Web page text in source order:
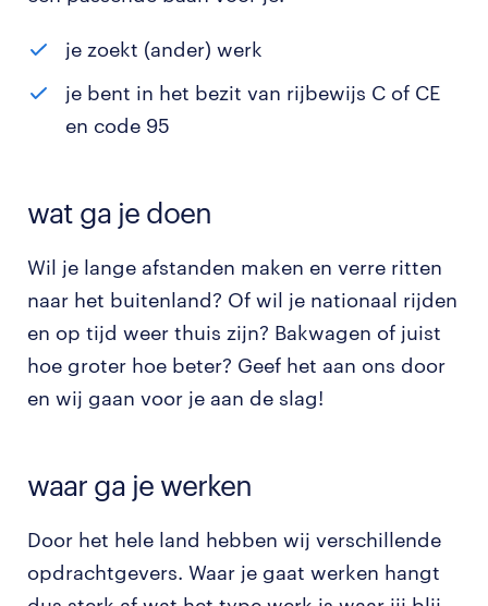
je zoekt (ander) werk
je bent in het bezit van rijbewijs C of CE
en code 95
wat ga je doen
Wil je lange afstanden maken en verre ritten
naar het buitenland? Of wil je nationaal rijden
en op tijd weer thuis zijn? Bakwagen of juist
hoe groter hoe beter? Geef het aan ons door
en wij gaan voor je aan de slag!
waar ga je werken
Door het hele land hebben wij verschillende
opdrachtgevers. Waar je gaat werken hangt